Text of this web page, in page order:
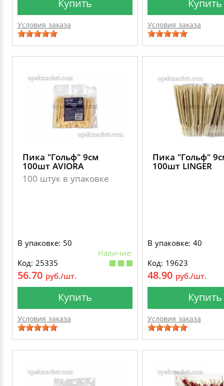
Купить
Условия заказа
Купить
Условия заказа
Пика "Гольф" 9см
100шт AVIORA
100 штук в упаковке
В упаковке: 50
Наличие:
Код: 25335
56.70 руб./шт.
Купить
Условия заказа
Пика "Гольф"
100шт LINGER
В упаковке: 40
Код: 19623
48.90 руб./шт.
Купить
Условия заказа